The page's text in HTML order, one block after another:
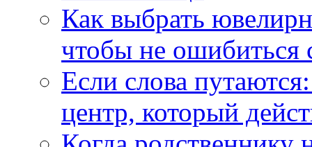
Как выбрать
чтобы не ошибиться
Если слова
центр, который